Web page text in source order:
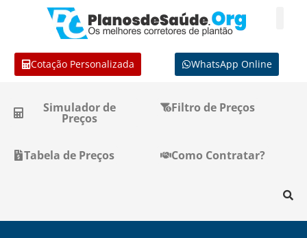
Cotação Personalizada WhatsApp Online
Simulador de
Preços
Filtro de Preços
Tabela de Preços Como Contratar?